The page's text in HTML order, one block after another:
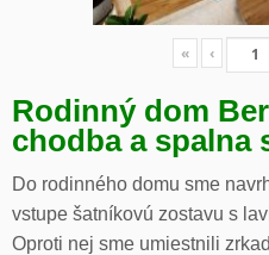
« ‹
Rodinný dom
chodba a spalna
Do rodinného domu sme
vstupe šatníkovú zostavu s
Oproti nej sme umiestnili